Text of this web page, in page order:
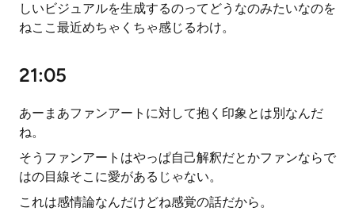
しいビジュアルを生成するのってどうなのみたいなのを
ねここ最近めちゃくちゃ感じるわけ。
21:05
あーまあファンアートに対して抱く印象とは別なんだ
ね。
そうファンアートはやっぱ自己解釈だとかファンならで
はの目線そこに愛があるじゃない。
これは感情論なんだけどね感覚の話だから。